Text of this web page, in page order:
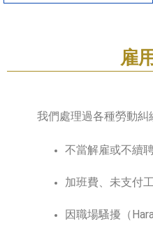
雇
我們處理過各種勞動糾
不當解雇或不續
加班費、未支付
因職場騷擾（